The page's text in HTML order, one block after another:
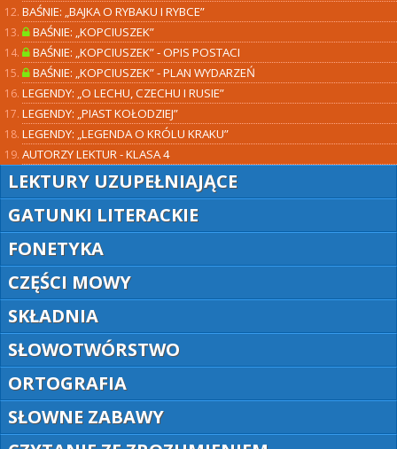
BAŚNIE: „BAJKA O RYBAKU I RYBCE”
BAŚNIE: „KOPCIUSZEK”
BAŚNIE: „KOPCIUSZEK” - OPIS POSTACI
BAŚNIE: „KOPCIUSZEK” - PLAN WYDARZEŃ
LEGENDY: „O LECHU, CZECHU I RUSIE”
LEGENDY: „PIAST KOŁODZIEJ”
LEGENDY: „LEGENDA O KRÓLU KRAKU”
AUTORZY LEKTUR - KLASA 4
LEKTURY UZUPEŁNIAJĄCE
GATUNKI LITERACKIE
FONETYKA
CZĘŚCI MOWY
SKŁADNIA
SŁOWOTWÓRSTWO
ORTOGRAFIA
SŁOWNE ZABAWY